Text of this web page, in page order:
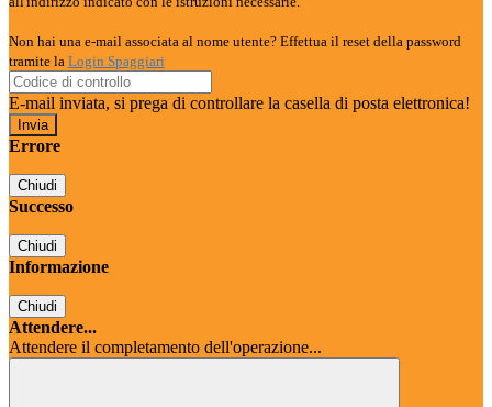
Non hai una e-mail associata al nome utente? Effettua il reset della password
tramite la Login Spaggiari
E-mail inviata, si prega di controllare la casella di posta elettronica!
Errore
Chiudi
Successo
Chiudi
Informazione
Chiudi
Attendere...
Attendere il completamento dell'operazione...